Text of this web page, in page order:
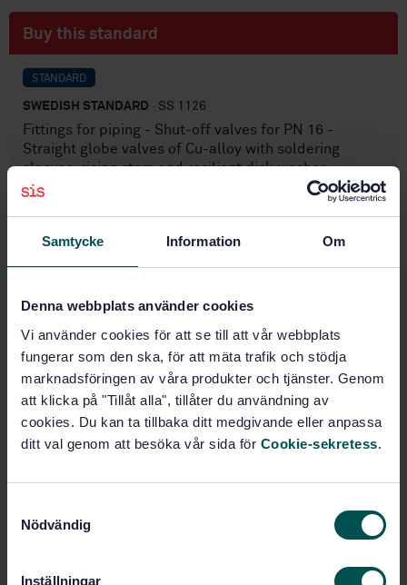
Samtycke Information Om
Denna webbplats använder cookies
Vi använder cookies för att se till att vår webbplats
fungerar som den ska, för att mäta trafik och stödja
marknadsföringen av våra produkter och tjänster. Genom
att klicka på "Tillåt alla", tillåter du användning av
cookies. Du kan ta tillbaka ditt medgivande eller anpassa
ditt val genom att besöka vår sida för Cookie-sekretess.
Nödvändig
Inställningar
Buy this standard
STANDARD
SWEDISH STANDARD · SS 1126
Fittings for piping - Shut-off valves for PN 16 -
Straight globe valves of Cu-alloy with soldering
sleeves, rising stem and resilient disk washer
Price: 789 SEK
PDF
Show more
Product information
Language: Swedish
standarder